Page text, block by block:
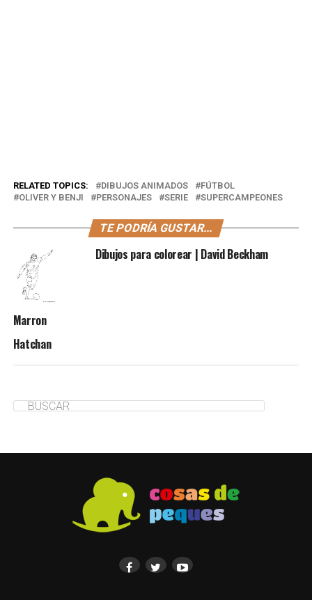
RELATED TOPICS: DIBUJOS ANIMADOS
FÚTBOL
OLIVER Y BENJI
PERSONAJES SERIE SUPERCAMPEONES
TE PODRÍA GUSTAR...
Dibujos para colorear | David Beckham
Marron
Hatchan